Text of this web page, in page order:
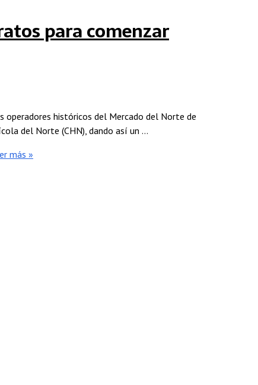
para comenzar
históricos del Mercado del Norte de
del Norte (CHN), dando así un …
más »